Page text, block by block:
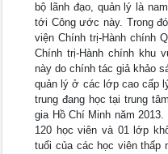
bộ lãnh đạo, quản lý là
tới Công ước này. Trong
viện Chính trị-Hành chính
Chính trị-Hành chính khu
này do chính tác giả khảo
quản lý ở các lớp cao cấp
trung đang học tại trung
gia Hồ Chí Minh năm
120 học viên và 01 lớp
tuổi của các học viên thấp